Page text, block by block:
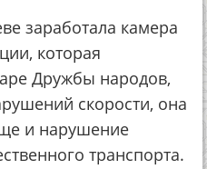
заработала камера
которая
Дружбы народов,
скорости, она
и нарушение
транспорта.